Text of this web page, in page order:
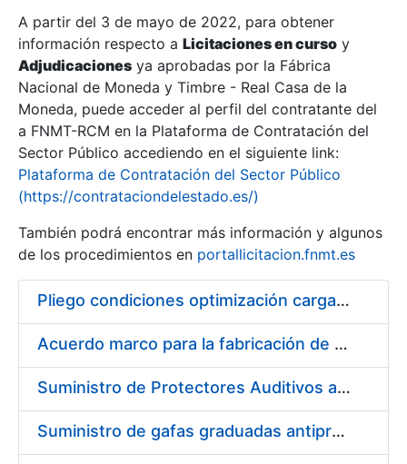
Erakutsi/Ezkutatu
Erakutsi/Ezkutatu
Erakutsi/Ezkutatu
Erakutsi/Ezkutatu
A partir del 3 de mayo de 2022, para obtener
información respecto a Licitaciones en curso y
Adjudicaciones ya aprobadas por la Fábrica
Nacional de Moneda y Timbre - Real Casa de la
Moneda, puede acceder al perfil del contratante del
a FNMT-RCM en la Plataforma de Contratación del
Sector Público accediendo en el siguiente link:
Plataforma de Contratación del Sector Público
(https://contrataciondelestado.es/)
También podrá encontrar más información y algunos
de los procedimientos en portallicitacion.fnmt.es
Pliego condiciones optimización cargas compras firmado
Acuerdo marco para la fabricación de piezas
Suministro de Protectores Auditivos a medida para las personas trabajadoras de los Centros de Trabajo de Madrid y Burgos
Suministro de gafas graduadas antiproyecciones para los trabajadores de la FNMT-RCM en los centros de trabajo de Madrid y Burgos